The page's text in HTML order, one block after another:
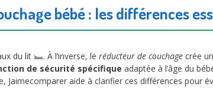
bébé : les différences
du lit . À l’inverse, le réducteur de couchagecrée
de sécurité spécifique adaptée à l’âge du
Jaimecomparer aide à clarifier ces différences pour